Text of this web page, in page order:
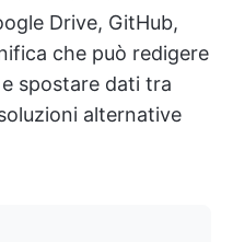
Drive, GitHub,
che può redigere
spostare dati tra
alternative